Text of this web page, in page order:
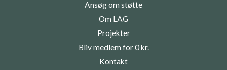
Ansøg om støtte
Om LAG
Projekter
Bliv medlem for 0 kr.
Kontakt